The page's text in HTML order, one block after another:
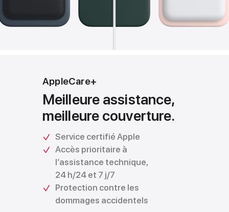
AppleCare+
Meilleure assistance,
meilleure couverture.
Service certifié Apple
Accès prioritaire à
l’assistance technique,
24 h/24 et 7 j/7
Protection contre les
dommages accidentels